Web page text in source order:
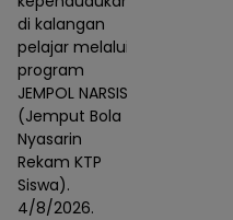
di kalangan
pelajar melalui
program
JEMPOL NARSIS
(Jemput Bola
Nyasarin
Rekam KTP
Siswa).
4/8/2026.